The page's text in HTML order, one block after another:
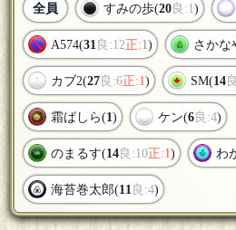
全員 すみの歩(20良:1)
A574(31良:12正:1) さかな
カブ2(27良:6正:1) SM(14
霜ばしら(1) ケン(6良:4)
のまるす(14良:10正:1) わ
海苔巻太郎(11良:4)